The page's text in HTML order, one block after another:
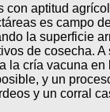
con aptitud
es campo
la superficie
de cosecha. A
la cría vacuna en
y un
y un corral